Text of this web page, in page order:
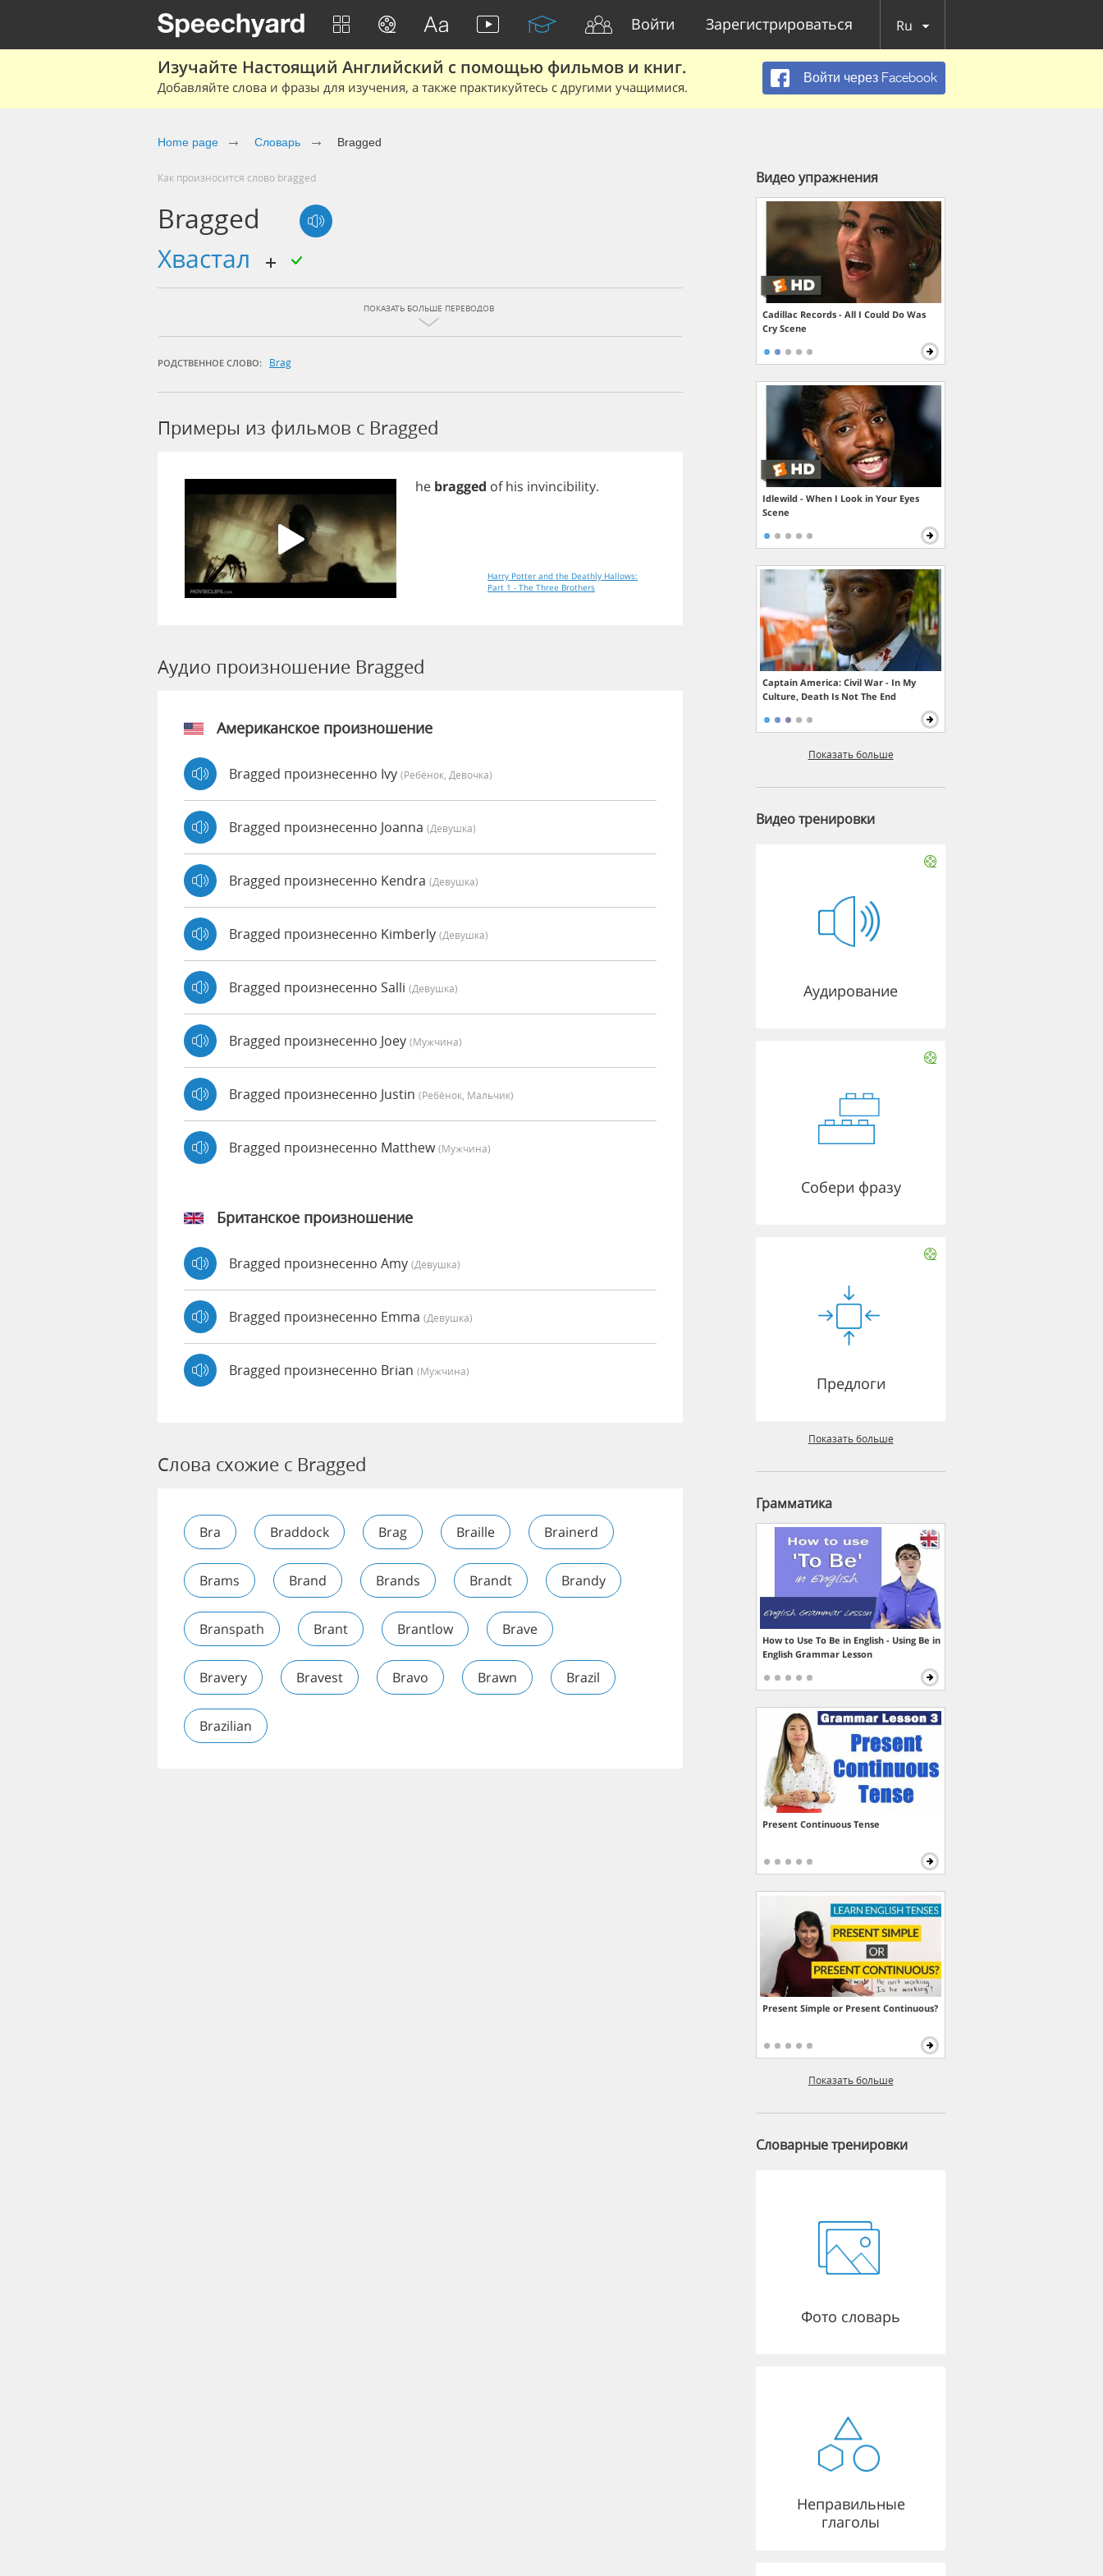
Войти Зарегистрироваться Ru
Изучайте Настоящий Английский с помощью фильмов и книг.
Добавляйте слова и фразы для изучения, а также практикуйтесь с другими учащимися.
Войти через Facebook
Home page Словарь Bragged
Как произносится слово bragged
Bragged
хвастал
ПОКАЗАТЬ БОЛЬШЕ ПЕРЕВОДОВ
РОДСТВЕННОЕ СЛОВО: Brag
Примеры из фильмов c Bragged
he bragged of his invincibility.
Harry Potter and the Deathly Hallows:
Part 1 - The Three Brothers
Аудио произношение Bragged
Американское произношение
Bragged произнесенно Ivy (Ребёнок, Девочка)
Bragged произнесенно Joanna (девушка)
Bragged произнесенно Kendra (девушка)
Bragged произнесенно Kimberly (девушка)
Bragged произнесенно Salli (девушка)
Bragged произнесенно Joey (мужчина)
Bragged произнесенно Justin (Ребёнок, Мальчик)
Bragged произнесенно Matthew(мужчина)
Британское произношение
Bragged произнесенно Amy (девушка)
Bragged произнесенно Emma (девушка)
Bragged произнесенно Brian (мужчина)
Слова схожие с Bragged
Bra Braddock Brag Braille Brainerd
Brams Brand Brands Brandt Brandy
Branspath Brant Brantlow Brave
Bravery Bravest Bravo Brawn Brazil
Brazilian
Видео упражнения
Cadillac Records - All I Could Do Was
Cry Scene
Idlewild - When I Look in Your Eyes
Scene
Captain America: Civil War - In My
Culture, Death Is Not The End
Показать больше
Видео тренировки
Аудирование
Собери фразу
Предлоги
Показать больше
Грамматика
How to Use To Be in English - Using Be in
English Grammar Lesson
Present Continuous Tense
Present Simple or Present Continuous?
Показать больше
Словарные тренировки
Фото словарь
Неправильные
глаголы